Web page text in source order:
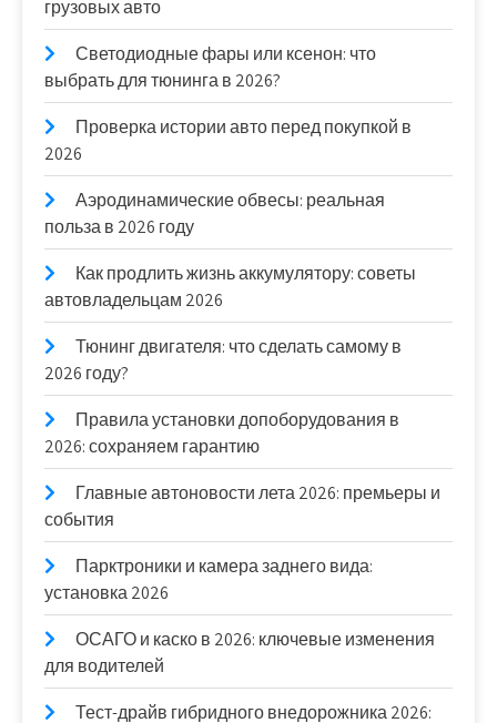
грузовых авто
Светодиодные фары или ксенон: что
выбрать для тюнинга в 2026?
Проверка истории авто перед покупкой в
2026
Аэродинамические обвесы: реальная
польза в 2026 году
Как продлить жизнь аккумулятору: советы
автовладельцам 2026
Тюнинг двигателя: что сделать самому в
2026 году?
Правила установки допоборудования в
2026: сохраняем гарантию
Главные автоновости лета 2026: премьеры и
события
Парктроники и камера заднего вида:
установка 2026
ОСАГО и каско в 2026: ключевые изменения
для водителей
Тест-драйв гибридного внедорожника 2026: